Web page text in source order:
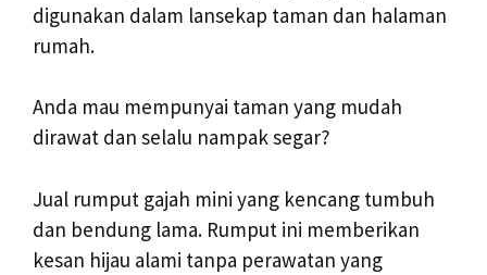
digunakan dalam lansekap taman dan halaman
rumah.
Anda mau mempunyai taman yang mudah
dirawat dan selalu nampak segar?
Jual rumput gajah mini yang kencang tumbuh
dan bendung lama. Rumput ini memberikan
kesan hijau alami tanpa perawatan yang